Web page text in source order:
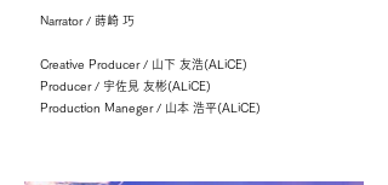
Narrator / 蒔崎 巧
Creative Producer / 山下 友浩(ALiCE)
Producer / 宇佐見 友彬(ALiCE)
Production Maneger / 山本 浩平(ALiCE)